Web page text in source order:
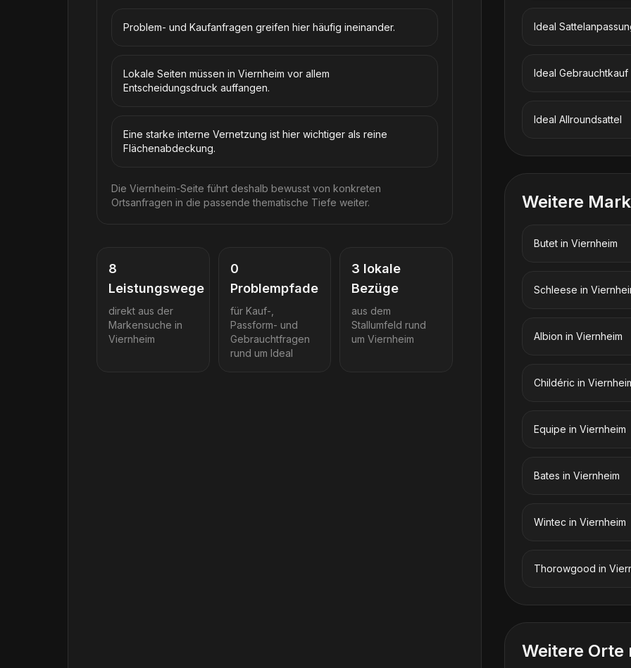
Problem- und Kaufanfragen greifen hier häufig ineinander.
Lokale Seiten müssen in Viernheim vor allem
Entscheidungsdruck auffangen.
Eine starke interne Vernetzung ist hier wichtiger als reine
Flächenabdeckung.
Die Viernheim-Seite führt deshalb bewusst von konkreten
Ortsanfragen in die passende thematische Tiefe weiter.
8
Leistungswege
direkt aus der
Markensuche in
Viernheim
0
Problempfade
für Kauf-,
Passform- und
Gebrauchtfragen
rund um Ideal
3 lokale
Bezüge
aus dem
Stallumfeld rund
umViernheim
Ideal
Ideal Gebrauchtkauf
Ideal Allroundsattel
Weitere
Butet in Viernheim
Schleese in
Albion in Viernheim
Childéric in
Equipe in Viernheim
Bates in Viernheim
Wintec in Viernheim
Thorowgood in
Weitere